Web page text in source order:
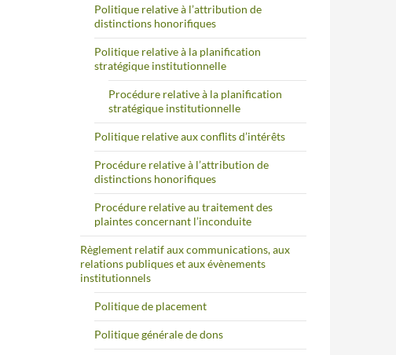
Politique relative à l’attribution de
distinctions honorifiques
Politique relative à la planification
stratégique institutionnelle
Procédure relative à la planification
stratégique institutionnelle
Politique relative aux conflits d’intérêts
Procédure relative à l’attribution de
distinctions honorifiques
Procédure relative au traitement des
plaintes concernant l’inconduite
Règlement relatif aux communications, aux
relations publiques et aux évènements
institutionnels
Politique de placement
Politique générale de dons